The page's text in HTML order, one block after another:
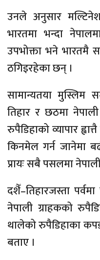
उनले अनुसार
भारतमा भन्दा
उपभोक्ता भने भारतमै
ठगिइरहेका छन् ।
सामान्यतया मुस्लिम
तिहार र छठमा
रुपैडिहाको व्यापार
किनमेल गर्न जानेमा
प्रायः सबै पसलमा
दशैँ–तिहारजस्ता
नेपाली ग्राहकको
थालेको रुपैडिहाका
बताए ।